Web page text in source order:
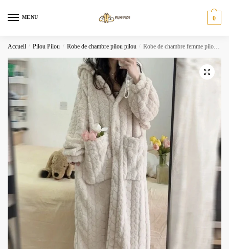
MENU 0
Accueil / Pilou Pilou / Robe de chambre pilou pilou / Robe de chambre femme pilou pilou